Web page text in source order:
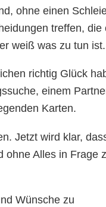
ohne einen
treffen, die
weiß was zu tun ist.
richtig Glück
einem
Karten.
Jetzt wird klar,
ohne Alles in Frage
Wünsche zu